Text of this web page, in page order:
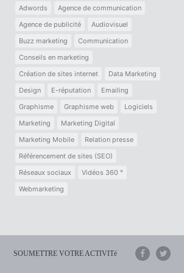
Adwords
Agence de communication
Agence de publicité
Audiovisuel
Buzz marketing
Communication
Conseils en marketing
Création de sites internet
Data Marketing
Design
E-réputation
Emailing
Graphisme
Graphisme web
Logiciels
Marketing
Marketing Digital
Marketing Mobile
Relation presse
Référencement de sites (SEO)
Réseaux sociaux
Vidéos 360 °
Webmarketing
SOUMETTRE VOTRE ACTIVITé